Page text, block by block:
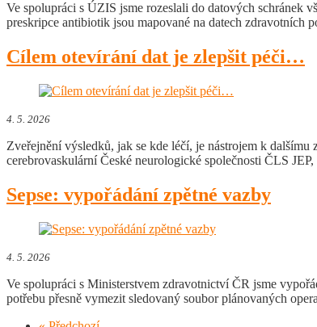
Ve spolupráci s ÚZIS jsme rozeslali do datových schránek
preskripce antibiotik jsou mapované na datech
Cílem otevírání dat je zlepšit péči…
4. 5. 2026
Zveřejnění výsledků, jak se kde léčí, je nástrojem k
cerebrovaskulární České neurologické společnosti ČLS
Sepse: vypořádání zpětné vazby
4. 5. 2026
Ve spolupráci s Ministerstvem zdravotnictví ČR jsme
potřebu přesně vymezit sledovaný soubor plánovaných